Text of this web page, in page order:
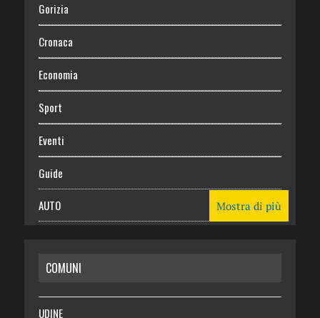
Gorizia
Cronaca
Economia
Sport
Eventi
Guide
AUTO
RISPARMIO
SALUTE
Mostra di più
COMUNI
UDINE